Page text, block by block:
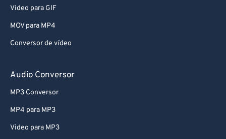
Video para GIF
MOV para MP4
Conversor de vídeo
Audio Conversor
MP3 Conversor
MP4 para MP3
Video para MP3